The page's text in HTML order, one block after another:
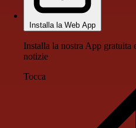
Installa la Web App
Installa la nostra App gratuita
notizie
Tocca